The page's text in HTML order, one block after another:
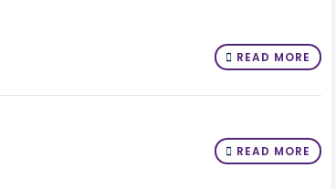
READ MORE
READ MORE